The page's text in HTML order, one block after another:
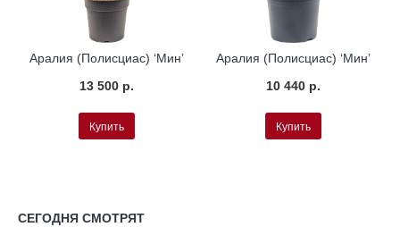
Аралия (Полисциас) ‘Мин’
13 500 р.
Купить
Аралия (Полисциас) ‘Мин’
10 440 р.
Купить
СЕГОДНЯ СМОТРЯТ